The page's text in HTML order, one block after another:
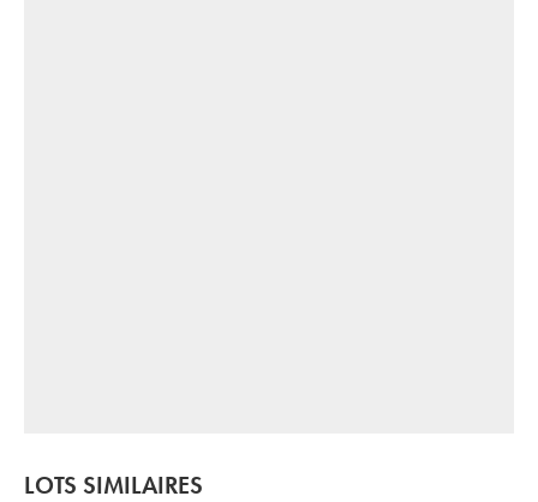
LOTS SIMILAIRES